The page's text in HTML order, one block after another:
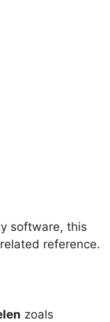
software, this
reference.
zoals